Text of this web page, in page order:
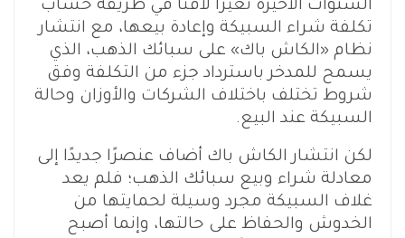
السنوات الأخيرة تغيرًا لافتًا في طريقة حساب
تكلفة شراء السبيكة وإعادة بيعها، مع انتشار
نظام «الكاش باك» على سبائك الذهب، الذي
يسمح للمدخر باسترداد جزء من التكلفة وفق
شروط تختلف باختلاف الشركات والأوزان وحالة
السبيكة عند البيع.
لكن انتشار الكاش باك أضاف عنصرًا جديدًا إلى
معادلة شراء وبيع سبائك الذهب؛ فلم يعد
غلاف السبيكة مجرد وسيلة لحمايتها من
الخدوش والحفاظ على حالتها، وإنما أصبح